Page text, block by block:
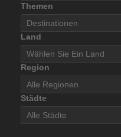
Themen
Land
Region
Städte